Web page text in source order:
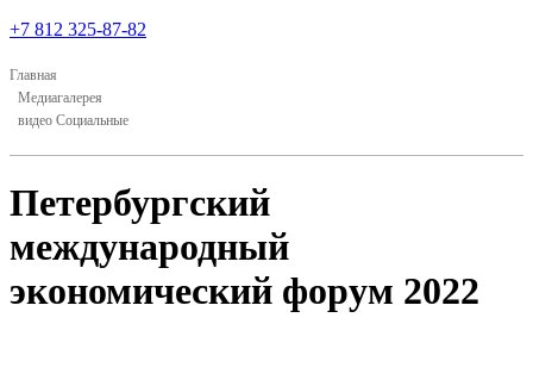
+7 812 325-87-82
Главная
Медиагалерея
видео Социальные
Петербургский
международный
экономический форум 2022